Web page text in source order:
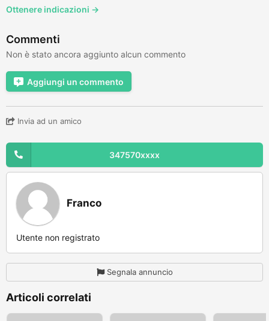
Ottenere indicazioni →
Commenti
Non è stato ancora aggiunto alcun commento
Aggiungi un commento
Invia ad un amico
347570xxxx
Franco
Utente non registrato
Segnala annuncio
Articoli correlati